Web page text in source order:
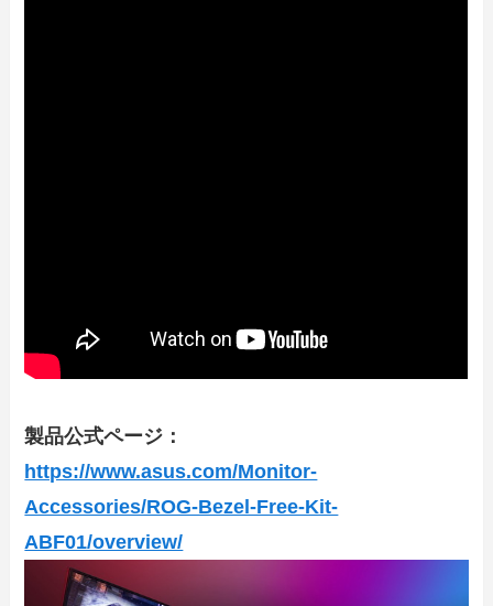
製品公式ページ：
https://www.asus.com/Monitor-
Accessories/ROG-Bezel-Free-Kit-
ABF01/overview/